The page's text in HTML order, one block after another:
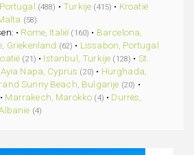
Portugal (488) • Turkije (415) • Kroatië
(58)
• Rome, Italië (160) • Barcelona,
Griekenland (62) • Lissabon, Portugal
(21) • Istanbul, Turkije (128) • St.
Ayia Napa, Cyprus (20) • Hurghada,
Sunny Beach, Bulgarije (20) •
• Marrakech, Marokko (4) • Durrës,
(4)